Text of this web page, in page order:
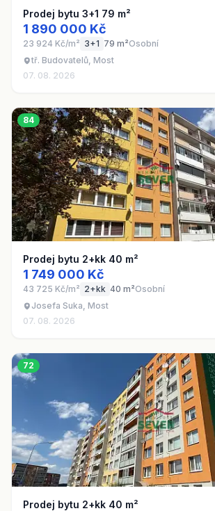
Prodej bytu 3+1 79 m²
1 890 000 Kč
23 924 Kč/m² 3+1 79 m²Osobní
tř. Budovatelů, Most
07. 08. 2026
84
Prodej bytu 2+kk 40 m²
1 749 000 Kč
43 725 Kč/m² 2+kk 40 m²Osobní
Josefa Suka, Most
07. 08. 2026
72
Prodej bytu 2+kk 40 m²